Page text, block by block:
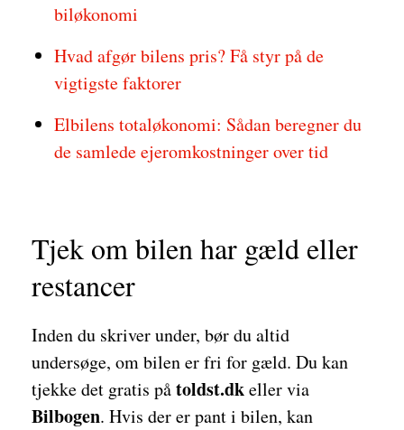
biløkonomi
Hvad afgør bilens pris? Få styr på de
vigtigste faktorer
Elbilens totaløkonomi: Sådan beregner du
de samlede ejeromkostninger over tid
Tjek om bilen har gæld eller
restancer
Inden du skriver under, bør du altid
undersøge, om bilen er fri for gæld. Du kan
tjekke det gratis påtoldst.dkeller via
Bilbogen. Hvis der er pant i bilen, kan